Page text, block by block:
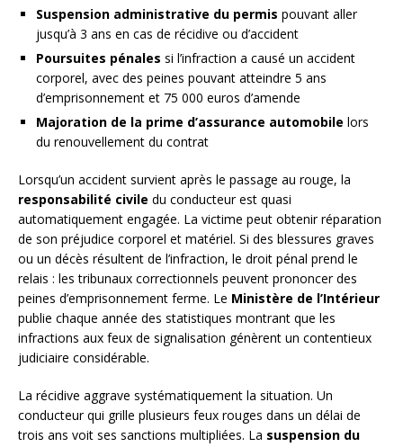
Suspension administrative du permis pouvant aller
jusqu’à 3 ans en cas de récidive ou d’accident
Poursuites pénales si l’infraction a causé un accident
corporel, avec des peines pouvant atteindre 5 ans
d’emprisonnement et 75 000 euros d’amende
Majoration de la prime d’assurance automobile lors
du renouvellement du contrat
Lorsqu’un accident survient après le passage au rouge, la
responsabilité civile du conducteur est quasi
automatiquement engagée. La victime peut obtenir réparation
de son préjudice corporel et matériel. Si des blessures graves
ou un décès résultent de l’infraction, le droit pénal prend le
relais : les tribunaux correctionnels peuvent prononcer des
peines d’emprisonnement ferme. Le Ministère de l’Intérieur
publie chaque année des statistiques montrant que les
infractions aux feux de signalisation génèrent un contentieux
judiciaire considérable.
La récidive aggrave systématiquement la situation. Un
conducteur qui grille plusieurs feux rouges dans un délai de
trois ans voit ses sanctions multipliées. La suspension du